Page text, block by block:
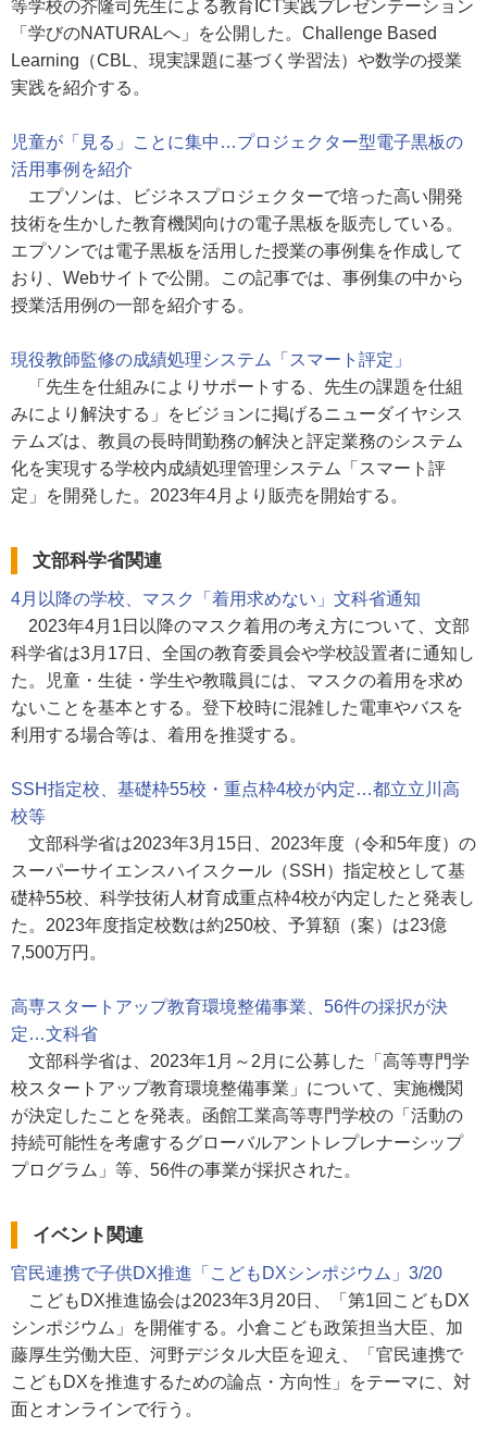
等学校の芥隆司先生による教育ICT実践プレゼンテーション
「学びのNATURALへ」を公開した。Challenge Based
Learning（CBL、現実課題に基づく学習法）や数学の授業
実践を紹介する。
児童が「見る」ことに集中…プロジェクター型電子黒板の
活用事例を紹介
エプソンは、ビジネスプロジェクターで培った高い開発
技術を生かした教育機関向けの電子黒板を販売している。
エプソンでは電子黒板を活用した授業の事例集を作成して
おり、Webサイトで公開。この記事では、事例集の中から
授業活用例の一部を紹介する。
現役教師監修の成績処理システム「スマート評定」
「先生を仕組みによりサポートする、先生の課題を仕組
みにより解決する」をビジョンに掲げるニューダイヤシス
テムズは、教員の長時間勤務の解決と評定業務のシステム
化を実現する学校内成績処理管理システム「スマート評
定」を開発した。2023年4月より販売を開始する。
文部科学省関連
4月以降の学校、マスク「着用求めない」文科省通知
2023年4月1日以降のマスク着用の考え方について、文部
科学省は3月17日、全国の教育委員会や学校設置者に通知し
た。児童・生徒・学生や教職員には、マスクの着用を求め
ないことを基本とする。登下校時に混雑した電車やバスを
利用する場合等は、着用を推奨する。
SSH指定校、基礎枠55校・重点枠4校が内定…都立立川高
校等
文部科学省は2023年3月15日、2023年度（令和5年度）の
スーパーサイエンスハイスクール（SSH）指定校として基
礎枠55校、科学技術人材育成重点枠4校が内定したと発表し
た。2023年度指定校数は約250校、予算額（案）は23億
7,500万円。
高専スタートアップ教育環境整備事業、56件の採択が決
定…文科省
文部科学省は、2023年1月～2月に公募した「高等専門学
校スタートアップ教育環境整備事業」について、実施機関
が決定したことを発表。函館工業高等専門学校の「活動の
持続可能性を考慮するグローバルアントレプレナーシップ
プログラム」等、56件の事業が採択された。
イベント関連
官民連携で子供DX推進「こどもDXシンポジウム」3/20
こどもDX推進協会は2023年3月20日、「第1回こどもDX
シンポジウム」を開催する。小倉こども政策担当大臣、加
藤厚生労働大臣、河野デジタル大臣を迎え、「官民連携で
こどもDXを推進するための論点・方向性」をテーマに、対
面とオンラインで行う。